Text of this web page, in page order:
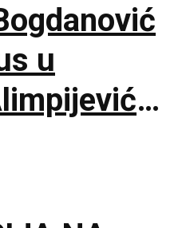
u
od 18